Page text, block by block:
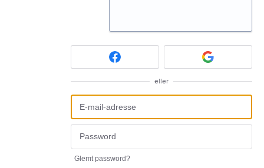
eller
Glemt password?